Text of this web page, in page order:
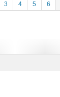
3 4 5 6